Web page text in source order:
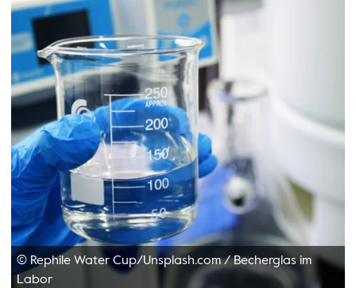
© Rephile Water Cup/Unsplash.com/Becherglas im
Labor